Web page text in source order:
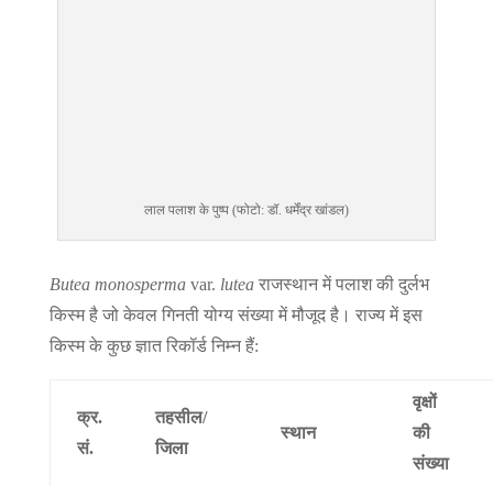
लाल पलाश के पुष्प (फोटो: डॉ. धर्मेंद्र खांडल)
Butea monosperma var. luteaराजस्थान में पलाश की दुर्लभ
किस्म है जो केवल गिनती योग्य संख्या में मौजूद है। राज्य में इस
किस्म के कुछ ज्ञात रिकॉर्ड निम्न हैं:
क्र.
सं.
तहसील/
जिला
स्थान
वृक्षों
की
संख्या